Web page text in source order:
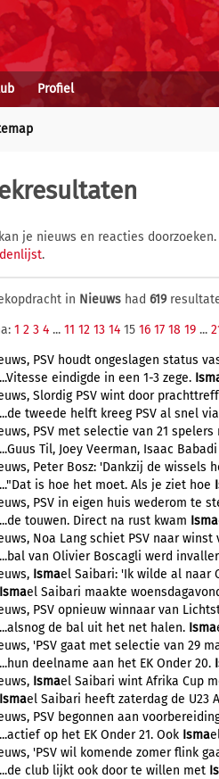
Profiel
je nieuws en reacties
.
in Nieuws had 619
1 2 3 4 ... 11 12 13 14 15 16 17 18 19 ...
PSV houdt ongeslagen status
...Vitesse eindigde in een 1-3 zege.
Slordig PSV wint door
...de tweede helft kreeg PSV al snel via
PSV met selectie van 21 spelers
...Guus Til, Joey Veerman, Isaac
Peter Bosz: 'Dankzij de wissels
..."Dat is hoe het moet. Als je ziet hoe
PSV in eigen huis wederom te
...de touwen. Direct na rust kwam Isma
Noa Lang schiet PSV naar winst
...bal van Olivier Boscagli werd invaller
Ismael Saibari: 'Ik wilde al naar
Ismael Saibari maakte
PSV opnieuw winnaar van
...alsnog de bal uit het net halen. Isma
'PSV gaat met selectie van 29
...hun deelname aan het EK Onder 20.
Ismael Saibari wint Afrika Cup
Ismael Saibari heeft zaterdag de U23
PSV begonnen aan
...actief op het EK Onder 21. Ook Isma
'PSV wil komende zomer flink
...de club lijkt ook door te willen met